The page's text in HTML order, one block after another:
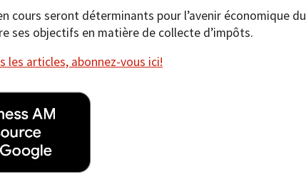
cours seront déterminants pour l’avenir économique du
ses objectifs en matière de collecte d’impôts.
les articles, abonnez-vous ici!